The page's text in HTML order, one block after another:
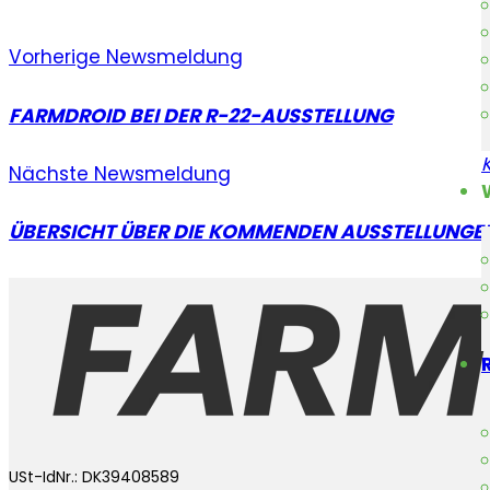
Vorherige Newsmeldung
FARMDROID BEI DER R-22-AUSSTELLUNG
Nächste Newsmeldung
ÜBERSICHT ÜBER DIE KOMMENDEN
USt-IdNr.: DK39408589